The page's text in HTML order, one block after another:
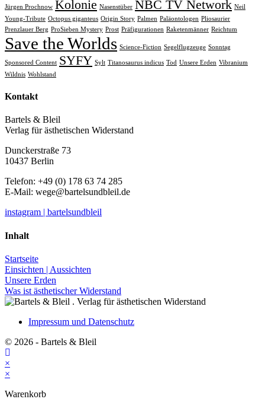
Jürgen Prochnow Kolonie Nasenstüber NBC TV Network Neil
Young-Tribute Octopus giganteus Origin Story Palmen Paläontologen Pliosaurier
Prenzlauer Berg ProSieben Mystery Prost Präfigurationen Raketenmänner Reichtum
Save the Worlds Science-Fiction Segelflugzeuge Sonntag
Sponsored Content SYFY Sylt Titanosaurus indicus Tod Unsere Erden Vibranium
Wildnis Wohlstand
Kontakt
Bartels & Bleil
Verlag für ästhetischen Widerstand
Dunckerstraße 73
10437 Berlin
Telefon: +49 (0) 178 63 74 285
E-Mail: wege@bartelsundbleil.de
instagram | bartelsundbleil
Inhalt
Startseite
Einsichten | Aussichten
Unsere Erden
Was ist ästhetischer Widerstand
Impressum und Datenschutz
© 2026 - Bartels & Bleil
×
×
Warenkorb